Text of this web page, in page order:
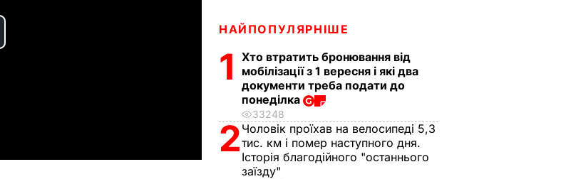
НАЙПОПУЛЯРНІШЕ
1
Хто втратить бронювання від
мобілізації з 1 вересня і які два
документи треба подати до
понеділка
33248
2 Чоловік проїхав на велосипеді 5,3
тис. км і помер наступного дня.
Історія благодійного "останнього
заїзду"